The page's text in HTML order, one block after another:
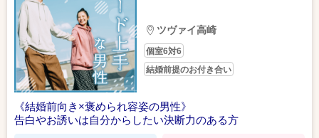
ツヴァイ高崎
個室6対6
結婚前提のお付き合い
《結婚前向き×褒められ容姿の男性》
告白やお誘いは自分からしたい決断力のある方